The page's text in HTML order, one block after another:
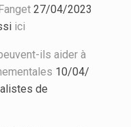
27/04/2023
ici
ils aider à
10/04/
de